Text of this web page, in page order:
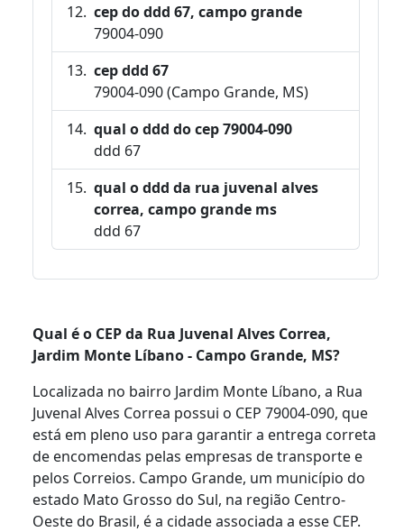
cep do ddd 67, campo grande
79004-090
cep ddd 67
79004-090 (Campo Grande, MS)
qual o ddd do cep 79004-090
ddd 67
qual o ddd da rua juvenal alves
correa, campo grande ms
ddd 67
Qual é o CEP da Rua Juvenal Alves Correa,
Jardim Monte Líbano - Campo Grande, MS?
Localizada no bairro Jardim Monte Líbano, a Rua
Juvenal Alves Correa possui o CEP 79004-090, que
está em pleno uso para garantir a entrega correta
de encomendas pelas empresas de transporte e
pelos Correios. Campo Grande, um município do
estado Mato Grosso do Sul, na região Centro-
Oeste do Brasil, é a cidade associada a esse CEP.